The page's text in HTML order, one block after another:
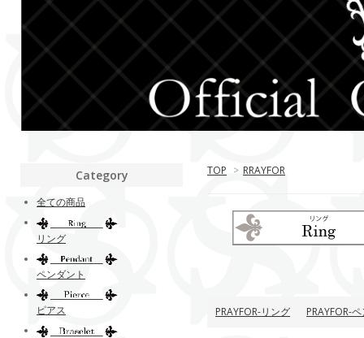
TOP > RRAYFOR
PRAYFOR-リング PRAYFOR-
Category
全ての商品
リング
ペンダント
ピアス